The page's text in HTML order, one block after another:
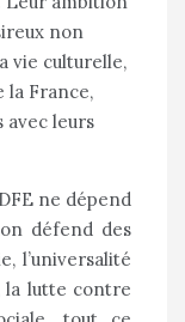
non
vie culturelle,
la France,
avec leurs
ne dépend
défend des
l’universalité
la lutte contre